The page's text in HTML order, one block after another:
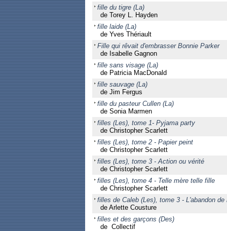
fille du tigre (La)
de Torey L. Hayden
fille laide (La)
de Yves Thériault
Fille qui rêvait d'embrasser Bonnie Parker
de Isabelle Gagnon
fille sans visage (La)
de Patricia MacDonald
fille sauvage (La)
de Jim Fergus
fille du pasteur Cullen (La)
de Sonia Marmen
filles (Les), tome 1- Pyjama party
de Christopher Scarlett
filles (Les), tome 2 - Papier peint
de Christopher Scarlett
filles (Les), tome 3 - Action ou vérité
de Christopher Scarlett
filles (Les), tome 4 - Telle mère telle fille
de Christopher Scarlett
filles de Caleb (Les), tome 3 - L'abandon de
de Arlette Cousture
filles et des garçons (Des)
de Collectif